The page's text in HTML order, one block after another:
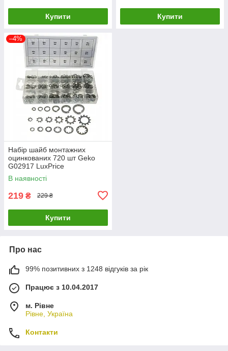
Купити Купити
–4%
Набір шайб монтажних
оцинкованих 720 шт Geko
G02917 LuxPrice
В наявності
219 ₴ 229 ₴
Купити
Про нас
99% позитивних з 1248 відгуків за рік
Працює з 10.04.2017
м. Рівне
Рівне, Україна
Контакти